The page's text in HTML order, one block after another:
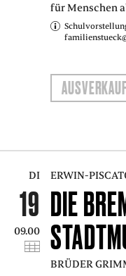
für Menschen
DI
19
09.00
ERWIN-
DIE
BRÜDER